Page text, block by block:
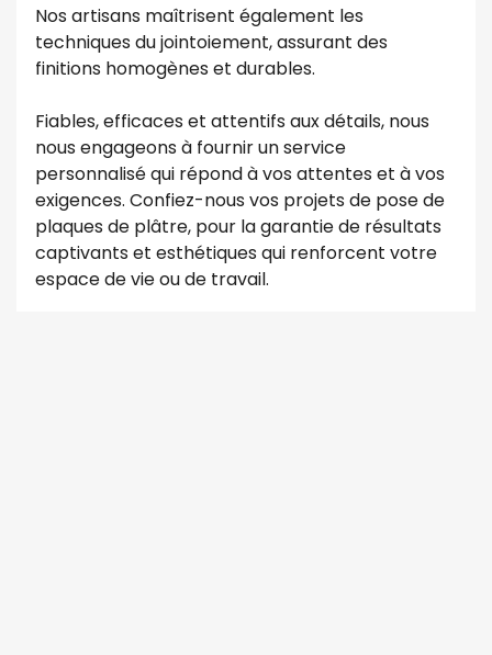
Nos artisans maîtrisent également les
techniques du jointoiement, assurant des
finitions homogènes et durables.
Fiables, efficaces et attentifs aux détails, nous
nous engageons à fournir un service
personnalisé qui répond à vos attentes et à vos
exigences. Confiez-nous vos projets de pose de
plaques de plâtre, pour la garantie de résultats
captivants et esthétiques qui renforcent votre
espace de vie ou de travail.